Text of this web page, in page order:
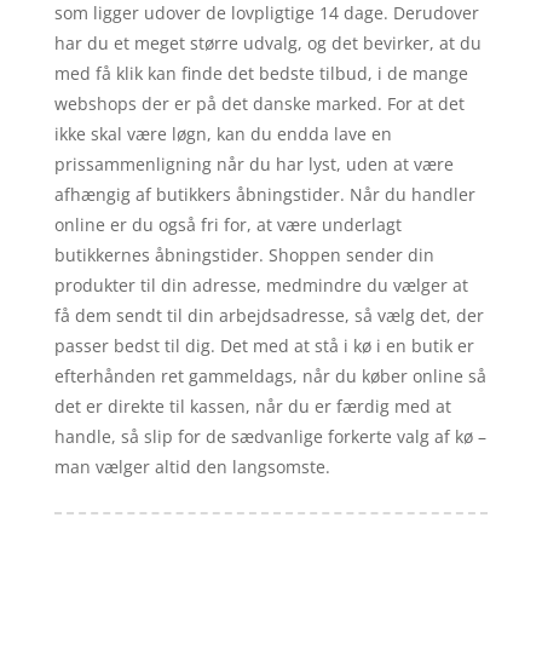
som ligger udover de lovpligtige 14 dage. Derudover
har du et meget større udvalg, og det bevirker, at du
med få klik kan finde det bedste tilbud, i de mange
webshops der er på det danske marked. For at det
ikke skal være løgn, kan du endda lave en
prissammenligning når du har lyst, uden at være
afhængig af butikkers åbningstider. Når du handler
online er du også fri for, at være underlagt
butikkernes åbningstider. Shoppen sender din
produkter til din adresse, medmindre du vælger at
få dem sendt til din arbejdsadresse, så vælg det, der
passer bedst til dig. Det med at stå i kø i en butik er
efterhånden ret gammeldags, når du køber online så
det er direkte til kassen, når du er færdig med at
handle, så slip for de sædvanlige forkerte valg af kø –
man vælger altid den langsomste.